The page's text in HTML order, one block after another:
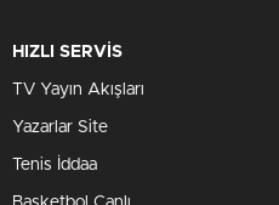
HIZLI SERVİS
TV Yayın Akışları
Yazarlar Site
Tenis İddaa